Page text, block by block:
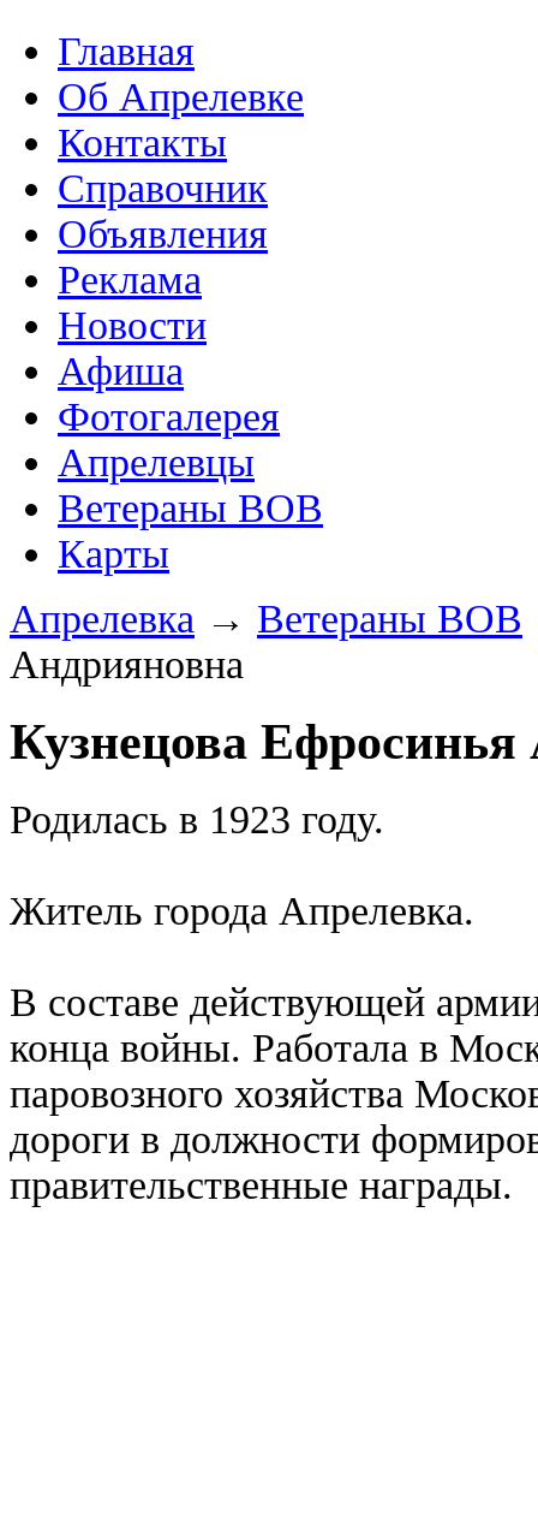
Главная
Об Апрелевке
Контакты
Справочник
Объявления
Реклама
Новости
Афиша
Фотогалерея
Апрелевцы
Ветераны ВОВ
Карты
Апрелевка → Ветераны ВОВ
Андрияновна
Кузнецова
Родилась в 1923 году.
Житель города Апрелевка.
В составе действующей
конца войны. Работала в
паровозного хозяйства
дороги в должности
правительственные награды.